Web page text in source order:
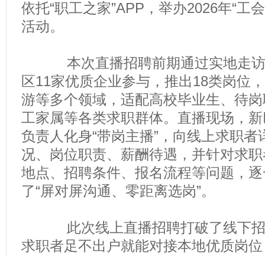
依托“职工之家”APP，举办2026年“工
活动。
本次直播招聘前期通过实地走访
区11家优质企业参与，推出18类岗位
游等多个领域，适配高校毕业生、待
工家属等各类求职群体。直播现场，
负责人化身“带岗主播”，向线上求职
况、岗位职责、薪酬待遇，并针对求
地点、招聘条件、报名流程等问题，
了“屏对屏沟通、零距离选岗”。
此次线上直播招聘打破了线下招
求职者足不出户就能对接本地优质岗